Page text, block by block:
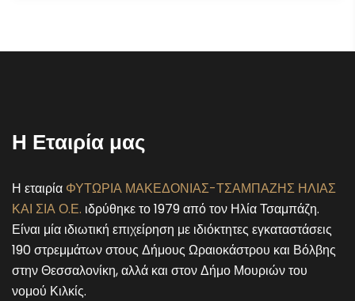
Η Εταιρία μας
Η εταιρία ΦΥΤΩΡΙΑ ΜΑΚΕΔΟΝΙΑΣ-ΤΣΑΜΠΑΖΗΣ ΗΛΙΑΣ
ΚΑΙ ΣΙΑ Ο.Ε. ιδρύθηκε το 1979 από τον Ηλία Τσαμπάζη.
Είναι μία ιδιωτική επιχείρηση με ιδιόκτητες εγκαταστάσεις
190 στρεμμάτων στους Δήμους Ωραιοκάστρου και Βόλβης
στην Θεσσαλονίκη, αλλά και στον Δήμο Μουριών του
νομού Κιλκίς.